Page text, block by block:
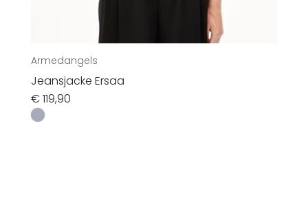
Armedangels
Jeansjacke Ersaa
€119,90